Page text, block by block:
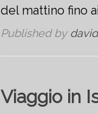
del mattino fino
Published by
Viaggio in